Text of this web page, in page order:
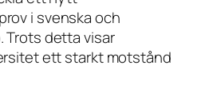
i svenska och
Trots detta visar
ett starkt motstånd